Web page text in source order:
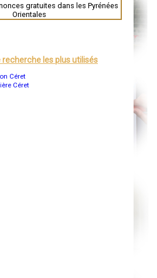
gratuites dans les Pyrénées
Orientales
recherche les plus utilisés
Céret
Céret